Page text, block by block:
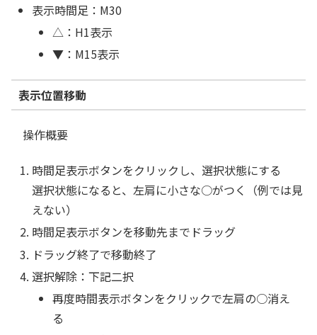
表示時間足：M30
△：H1表示
▼：M15表示
表示位置移動
操作概要
時間足表示ボタンをクリックし、選択状態にする
選択状態になると、左肩に小さな○がつく（例では見
えない）
時間足表示ボタンを移動先までドラッグ
ドラッグ終了で移動終了
選択解除：下記二択
再度時間表示ボタンをクリックで左肩の○消え
る